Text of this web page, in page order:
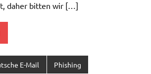
daher bitten wir […]
E-Mail Phishing